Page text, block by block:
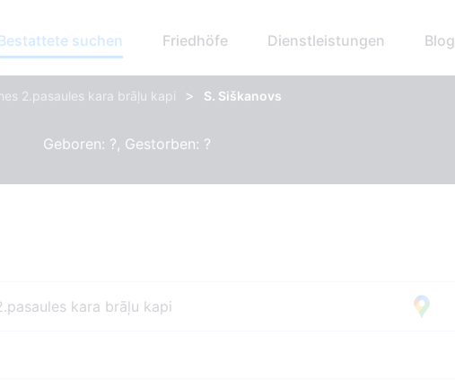
suchen Friedhöfe Dienstleistungen Blog
2.pasaules kara brāļu kapi > S. Siškanovs
Geboren: ?, Gestorben: ?
kara brāļu kapi